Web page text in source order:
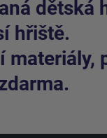
dětská
hřiště.